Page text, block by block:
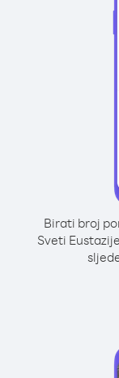
Birati broj
Sveti